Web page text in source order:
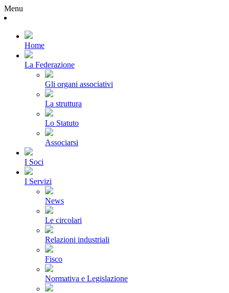
Menu
Home
La Federazione
Gli organi associativi
La struttura
Lo Statuto
Associarsi
I Soci
I Servizi
News
Le circolari
Relazioni industriali
Fisco
Normativa e Legislazione